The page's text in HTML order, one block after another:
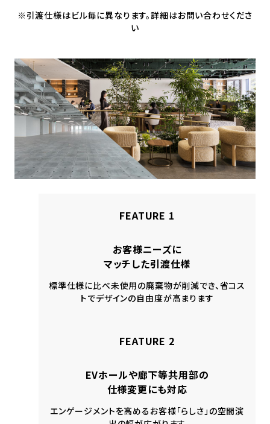
コーポレートサイト
入居企業様 お問い合わせ
※引渡仕様はビル毎に異なります。詳細はお問い合わせくださ
い
FEATURE 1
お客様ニーズに
マッチした引渡仕様
標準仕様に比べ未使用の廃棄物が削減でき、省コス
トでデザインの自由度が高まります
FEATURE 2
EVホールや廊下等共用部の
仕様変更にも対応
エンゲージメントを高めるお客様「らしさ」の空間演